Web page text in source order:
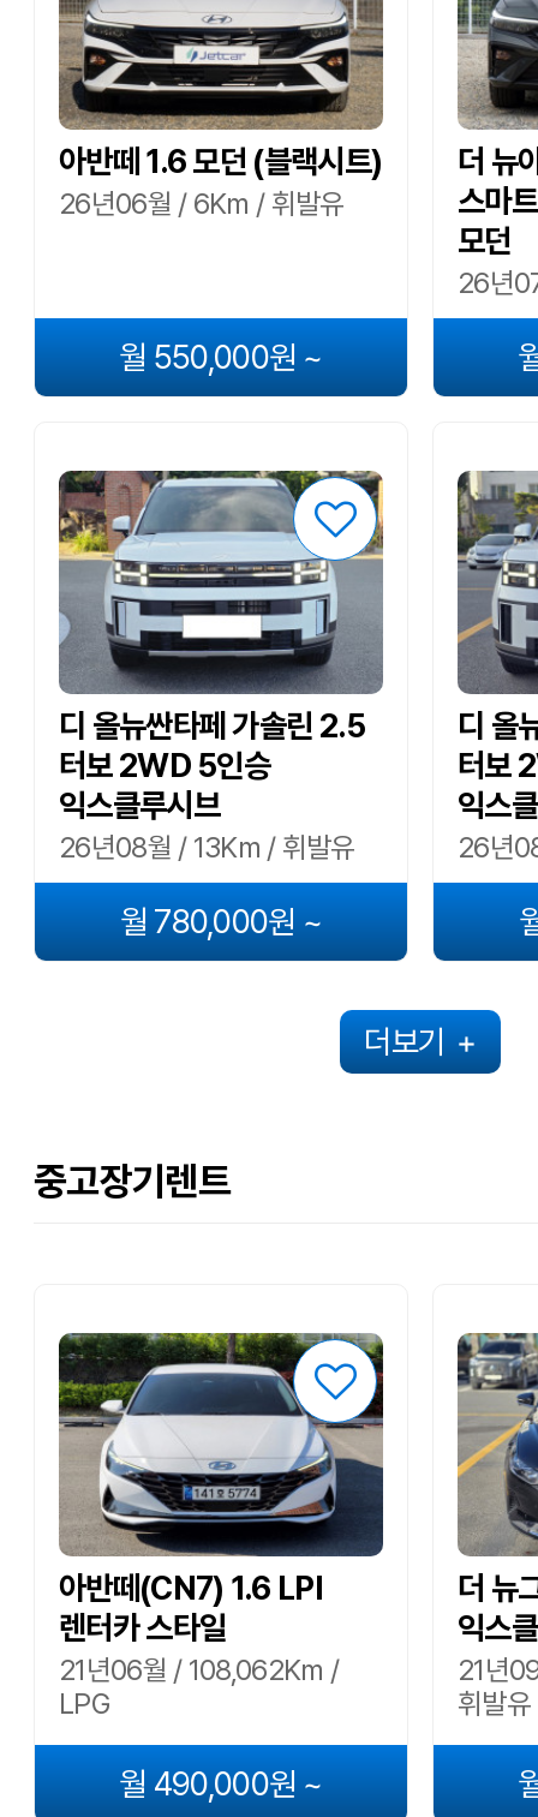
아반떼 1.6 모던 (블랙시트)
26년06월 / 6Km / 휘발유
월 550,000원 ~
더 뉴
스마
모던
26년
디 올뉴싼타페 가솔린 2.5
터보 2WD 5인승
익스클루시브
26년08월 / 13Km / 휘발유
월 780,000원 ~
디 올
터보
익스
26년
더보기 +
중고장기렌트
아반떼(CN7) 1.6 LPI
렌터카 스타일
21년06월 / 108,062Km /
LPG
월 490,000원 ~
더 뉴
익스
21년
휘발유